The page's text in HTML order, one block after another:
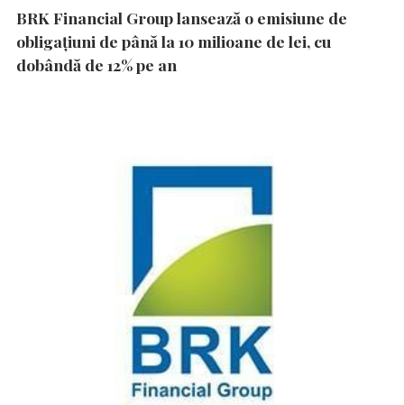
BRK Financial Group lansează o emisiune de
obligațiuni de până la 10 milioane de lei, cu
dobândă de 12% pe an